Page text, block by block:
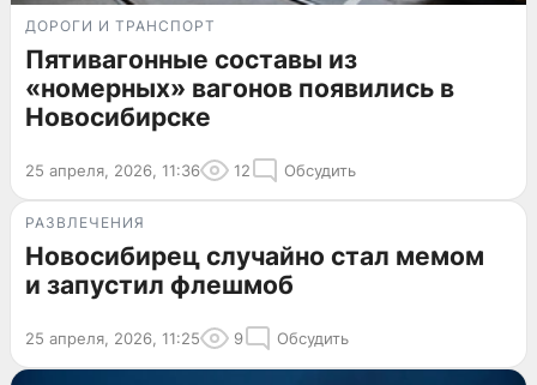
ДОРОГИ И ТРАНСПОРТ
Пятивагонные составы из
«номерных» вагонов появились в
Новосибирске
25 апреля, 2026, 11:36 12 Обсудить
РАЗВЛЕЧЕНИЯ
Новосибирец случайно стал мемом
и запустил флешмоб
25 апреля, 2026, 11:25 9 Обсудить